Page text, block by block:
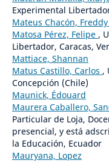
Experimental
Mateus Chacón,
Matosa Pérez, Felipe ,
Libertador, Caracas,
Mattiace, Shannan
Matus Castillo, Carlos ,
Concepción (Chile)
Maunick, Édouard
Maurera Caballero,
Particular de Loja,
presencial, y está
la Educación, Ecuador
Mauryana, Lopez